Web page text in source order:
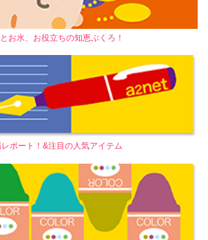
お水、お役立ちの知恵ぶくろ！
ポート！&注目の人気アイテム